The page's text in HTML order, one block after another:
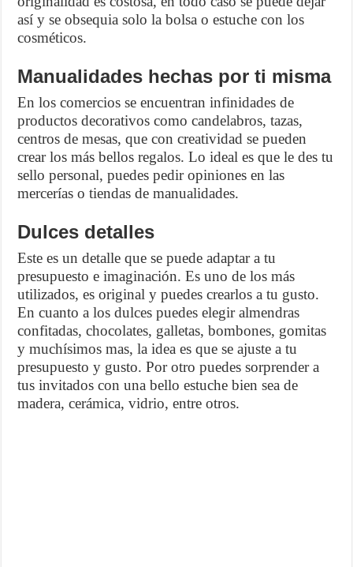
así y se obsequia solo la bolsa o estuche con los
cosméticos.
Manualidades hechas por ti misma
En los comercios se encuentran infinidades de
productos decorativos como candelabros, tazas,
centros de mesas, que con creatividad se pueden
crear los más bellos regalos. Lo ideal es que le des tu
sello personal, puedes pedir opiniones en las
mercerías o tiendas de manualidades.
Dulces detalles
Este es un detalle que se puede adaptar a tu
presupuesto e imaginación. Es uno de los más
utilizados, es original y puedes crearlos a tu gusto.
En cuanto a los dulces puedes elegir almendras
confitadas, chocolates, galletas, bombones, gomitas
y muchísimos mas, la idea es que se ajuste a tu
presupuesto y gusto. Por otro puedes sorprender a
tus invitados con una bello estuche bien sea de
madera, cerámica, vidrio, entre otros.